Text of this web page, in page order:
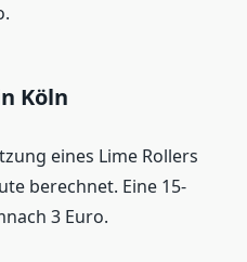
Köln
eines Lime Rollers
berechnet. Eine 15-
3 Euro.